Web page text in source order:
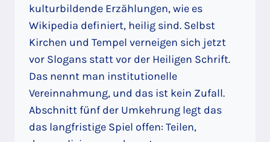
kulturbildende Erzählungen, wie es
Wikipedia definiert, heilig sind. Selbst
Kirchen und Tempel verneigen sich jetzt
vor Slogans statt vor der Heiligen Schrift.
Das nennt man institutionelle
Vereinnahmung, und das ist kein Zufall.
Abschnitt fünf der Umkehrung legt das
das langfristige Spiel offen: Teilen,